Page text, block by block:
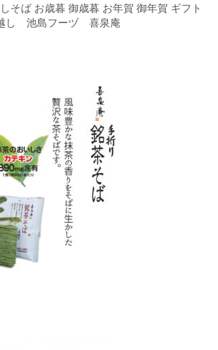
そば お歳暮 御歳暮 お年賀 御年賀 ギフト
し 池島フーヅ 喜泉庵